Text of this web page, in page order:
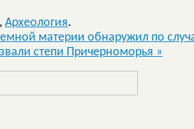
, Археология.
материи обнаружил по
степи Причерноморья »